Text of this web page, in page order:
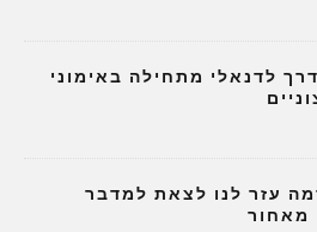
לדנאלי מתחילה באימוני
עזר לנו לצאת למדבר
מאחור